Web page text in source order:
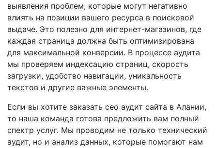
выявления проблем, которые могут негативно
влиять на позиции вашего ресурса в поисковой
выдаче. Это полезно для интернет-магазинов, где
каждая страница должна быть оптимизирована
для максимальной конверсии. В процессе аудита
мы проверяем индексацию страниц, скорость
загрузки, удобство навигации, уникальность
текстов и другие важные элементы.
Если вы хотите заказать сео аудит сайта в Алании,
то наша команда готова предложить вам полный
спектр услуг. Мы проводим не только технический
аудит, но и анализ данных, которые помогают нам